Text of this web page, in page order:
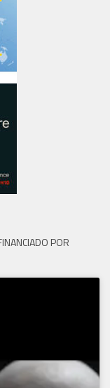
POR